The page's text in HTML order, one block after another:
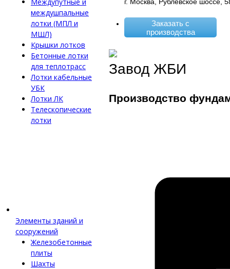
междушпальные
лотки (МПЛ и
МШЛ)
Крышки лотков
Бетонные лотки
для теплотрасс
Лотки кабельные
УБК
Лотки ЛК
Телескопические
лотки
Элементы зданий и
сооружений
Железобетонные
плиты
Шахты
Заказать с
производства
Завод ЖБИ
Производство